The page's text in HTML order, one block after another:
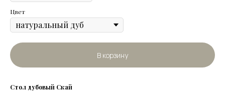
Цвет
В корзину
Стол дубовый Скай